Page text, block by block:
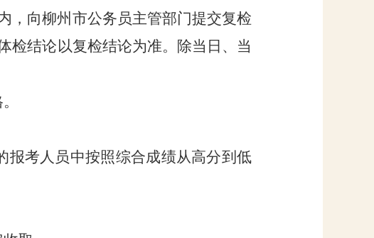
，向柳州市公务员主管部门提交复检
检结论以复检结论为准。除当日、当
报考人员中按照综合成绩从高分到低